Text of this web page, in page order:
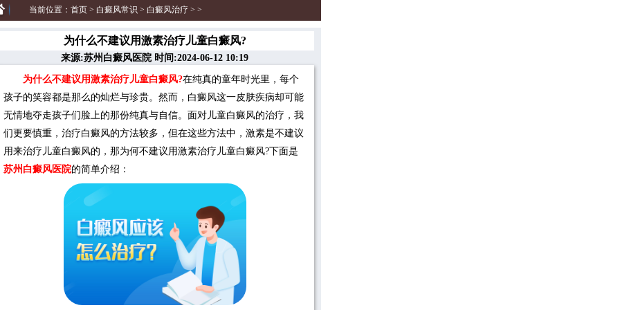
当前位置： 首页> 白癜风常识 > 白癜风治疗 > >
为什么不建议用激素治疗儿童白癜风?
来源:苏州白癜风医院 时间:2024-06-12 10:19
为什么不建议用激素治疗儿童白癜风?在纯真的童年时光里，每个
孩子的笑容都是那么的灿烂与珍贵。然而，白癜风这一皮肤疾病却可能
无情地夺走孩子们脸上的那份纯真与自信。面对儿童白癜风的治疗，我
们更要慎重，治疗白癜风的方法较多，但在这些方法中，激素是不建议
用来治疗儿童白癜风的，那为何不建议用激素治疗儿童白癜风?下面是
苏州白癜风医院的简单介绍：